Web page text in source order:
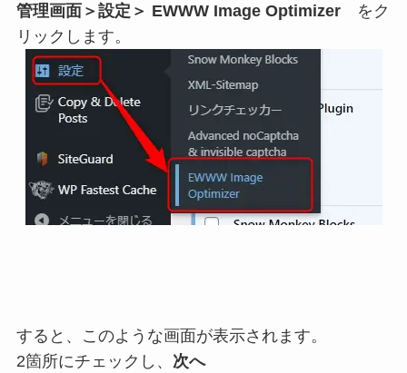
管理画面＞設定＞ EWWW Image Optimizerをク
リックします。
すると、このような画面が表示されます。
2箇所にチェックし、 次へ